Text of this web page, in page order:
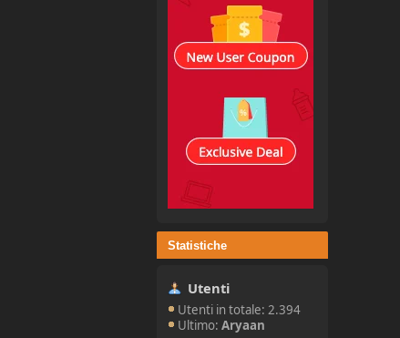
Statistiche
Utenti
Utenti in totale: 2.394
Ultimo:Aryaan